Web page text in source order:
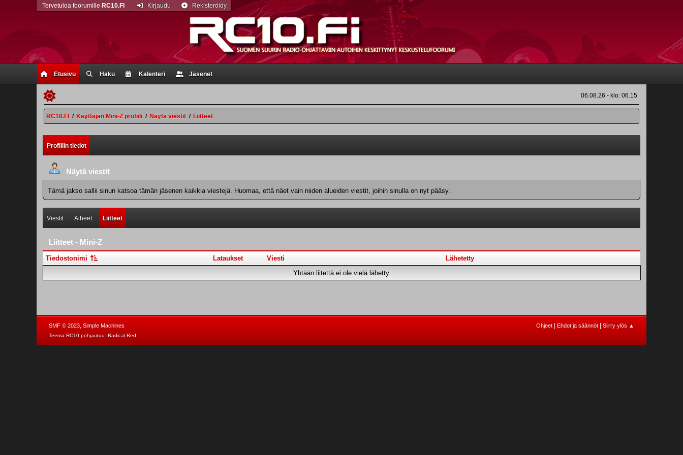
Etusivu Haku Kalenteri Jäsenet
Tervetuloa foorumille RC10.FI Kirjaudu Rekisteröidy
06.08.26 - klo: 06.15
RC10.FI / Käyttäjän Mini-Z profiili / Näytä viestit / Liitteet
Profiilin tiedot
Näytä viestit
Tämä jakso sallii sinun katsoa tämän jäsenen kaikkia viestejä. Huomaa, että näet vain niiden alueiden viestit, joihin sinulla on nyt pääsy.
Viestit Aiheet Liitteet
Liitteet - Mini-Z
Tiedostonimi Lataukset Viesti
Lähetetty
Yhtään liitettä ei ole vielä lähetty.
Ohjeet Ehdot ja säännöt Siirry ylös ▲
SMF © 2023, Simple Machines
Teema RC10 pohjautuu: Radical Red